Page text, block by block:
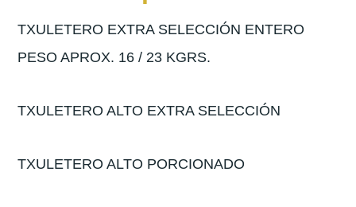
TXULETERO EXTRA SELECCIÓN ENTERO
PESO APROX. 16 / 23 KGRS.
TXULETERO ALTO EXTRA SELECCIÓN
TXULETERO ALTO PORCIONADO